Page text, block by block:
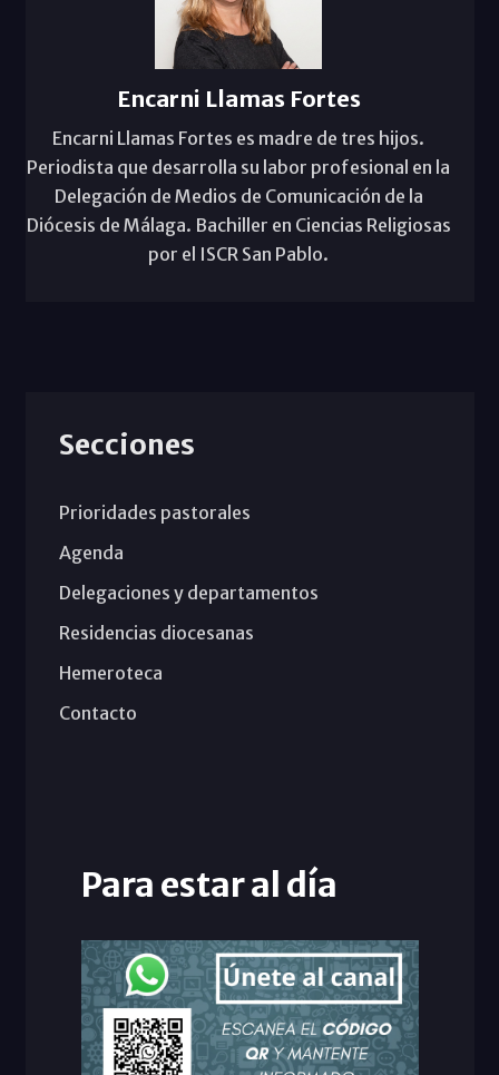
Encarni Llamas Fortes
Encarni Llamas Fortes es madre de tres hijos.
Periodista que desarrolla su labor profesional en la
Delegación de Medios de Comunicación de la
Diócesis de Málaga. Bachiller en Ciencias Religiosas
por el ISCR San Pablo.
Secciones
Prioridades pastorales
Agenda
Delegaciones y departamentos
Residencias diocesanas
Hemeroteca
Contacto
Para estar al día